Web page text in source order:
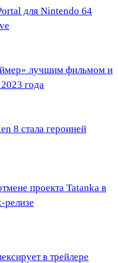
для Nintendo 64
лучшим фильмом и
года
8 стала героиней
проекта Tatanka в
релизе
в трейлере